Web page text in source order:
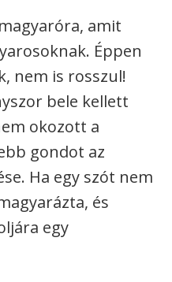
amit
Éppen
nem is rosszul!
bele kellett
okozott a
gondot az
Ha egy szót nem
és
egy